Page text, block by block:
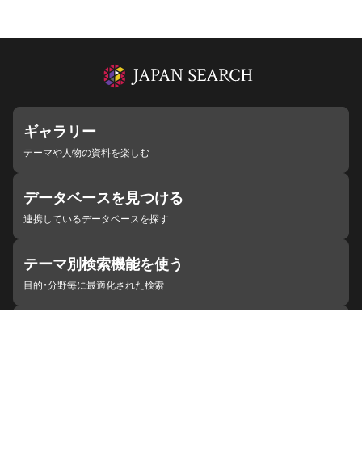
ギャラリー
テーマや人物の資料を楽しむ
データベースを見つける
連携しているデータベースを探す
テーマ別検索機能を使う
目的・分野毎に最適化された検索